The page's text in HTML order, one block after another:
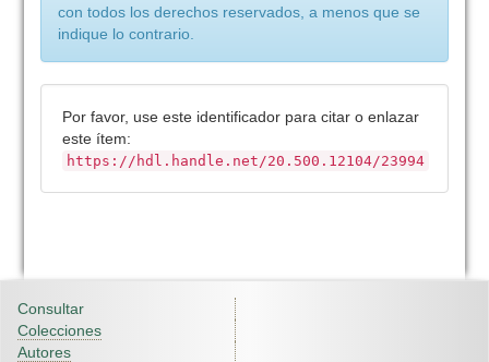
con todos los derechos reservados, a menos que se
indique lo contrario.
Por favor, use este identificador para citar o enlazar
este ítem:
https://hdl.handle.net/20.500.12104/23994
Consultar
Colecciones
Autores